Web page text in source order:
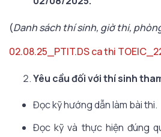
(Danh sách thí sinh, giờ thi,
02.08.25_PTIT.DS ca thi
Yêu cầu đối với thí sinh
Đọc kỹ hướng dẫn làm bài thi.
Đọc kỹ và thực hiện đúng